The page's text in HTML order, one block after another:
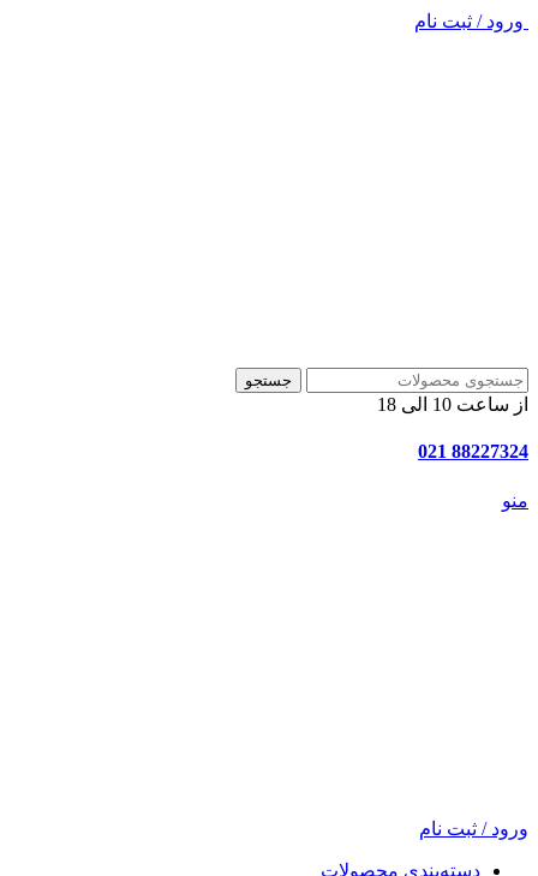
ورود / ثبت نام
جستجو
از ساعت 10 الی 18
88227324 021
منو
ورود / ثبت نام
دسته‌بندی محصولات